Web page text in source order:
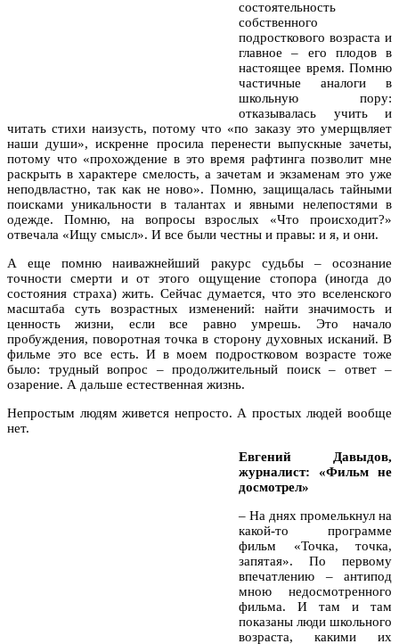
состоятельность
собственного
подросткового возраста и
главное – его плодов в
настоящее время. Помню
частичные аналоги в
школьную пору:
отказывалась учить и
читать стихи наизусть, потому что «по заказу это умерщвляет
наши души», искренне просила перенести выпускные зачеты,
потому что «прохождение в это время рафтинга позволит мне
раскрыть в характере смелость, а зачетам и экзаменам это уже
неподвластно, так как не ново». Помню, защищалась тайными
поисками уникальности в талантах и явными нелепостями в
одежде. Помню, на вопросы взрослых «Что происходит?»
отвечала «Ищу смысл». И все были честны и правы: и я, и они.
А еще помню наиважнейший ракурс судьбы – осознание
точности смерти и от этого ощущение стопора (иногда до
состояния страха) жить. Сейчас думается, что это вселенского
масштаба суть возрастных изменений: найти значимость и
ценность жизни, если все равно умрешь. Это начало
пробуждения, поворотная точка в сторону духовных исканий. В
фильме это все есть. И в моем подростковом возрасте тоже
было: трудный вопрос – продолжительный поиск – ответ –
озарение. А дальше естественная жизнь.
Непростым людям живется непросто. А простых людей вообще
нет.
Евгений Давыдов,
журналист: «Фильм не
досмотрел»
– На днях промелькнул на
какой-то программе
фильм «Точка, точка,
запятая». По первому
впечатлению – антипод
мною недосмотренного
фильма. И там и там
показаны люди школьного
возраста, какими их